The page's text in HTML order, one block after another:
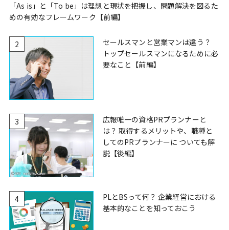
「As is」と「To be」は理想と現状を把握し、問題解決を図るた
めの有効なフレームワーク【前編】
2
セールスマンと営業マンは違う？
トップセールスマンになるために必
要なこと【前編】
3
広報唯一の資格PRプランナーと
は？ 取得するメリットや、職種と
してのPRプランナーに ついても解
説【後編】
4
PLとBSって何？ 企業経営における
基本的なことを知っておこう